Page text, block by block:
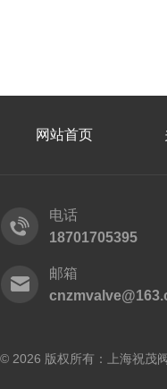
网站首页
电话
18701705395
邮箱
© 2026 版权所有：上海祝茂